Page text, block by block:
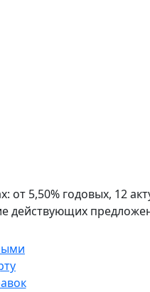
от 5,50% годовых, 12
действующих